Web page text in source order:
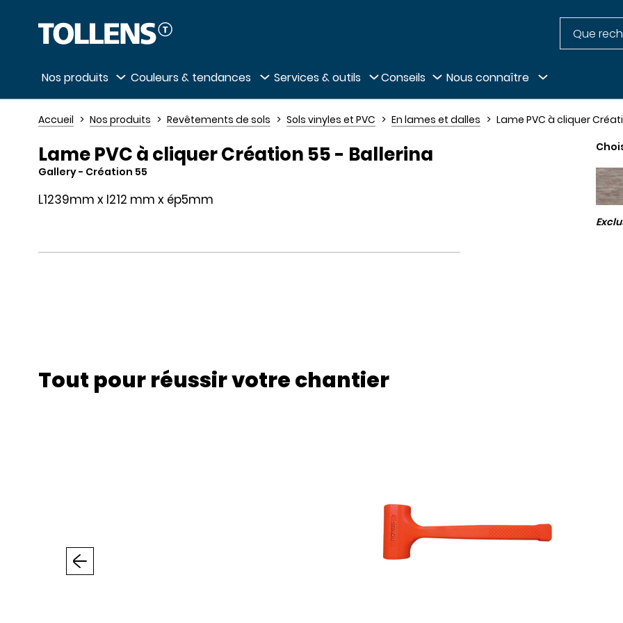
Passer la liste des magasins et aller au pied de page
Nos produits Couleurs & tendances Services & outils Conseils Nous connaître
Accueil Nos produits Revêtements de sols Sols vinyles et PVC En lames et dalles Lame PVC à cliquer
Lame PVC à cliquer Création 55 - Ballerina
Gallery- Création 55
L1239mm x l212 mm x ép5mm
Tout pour réussir votre chantier